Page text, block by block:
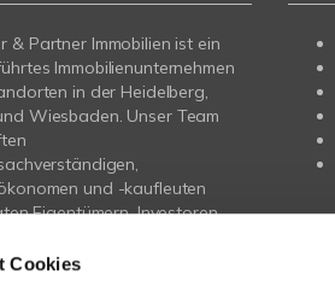
Cookies
& Partner Immobilien ist ein
Immobilienunternehmen
in der Heidelberg,
Wiesbaden. Unser Team
und -kaufleuten
Eigentümern, Investoren
beim Verkauf, der